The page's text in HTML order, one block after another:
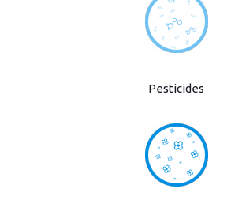
Pesticides